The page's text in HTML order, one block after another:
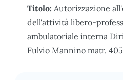
Titolo: Autorizzazione
dell'attività libero-
ambulatoriale interna
Fulvio Mannino matr.